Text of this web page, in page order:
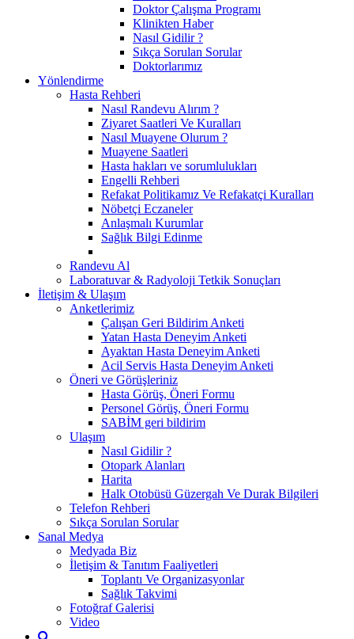
Doktor Çalışma Programı
Klinikten Haber
Nasıl Gidilir ?
Sıkça Sorulan Sorular
Doktorlarımız
Yönlendirme
Hasta Rehberi
Nasıl Randevu Alırım ?
Ziyaret Saatleri Ve Kuralları
Nasıl Muayene Olurum ?
Muayene Saatleri
Hasta hakları ve sorumlulukları
Engelli Rehberi
Refakat Politikamız Ve Refakatçi Kuralları
Nöbetçi Eczaneler
Anlaşmalı Kurumlar
Sağlık Bilgi Edinme
Randevu Al
Laboratuvar & Radyoloji Tetkik Sonuçları
İletişim & Ulaşım
Anketlerimiz
Çalışan Geri Bildirim Anketi
Yatan Hasta Deneyim Anketi
Ayaktan Hasta Deneyim Anketi
Acil Servis Hasta Deneyim Anketi
Öneri ve Görüşleriniz
Hasta Görüş, Öneri Formu
Personel Görüş, Öneri Formu
SABİM geri bildirim
Ulaşım
Nasıl Gidilir ?
Otopark Alanları
Harita
Halk Otobüsü Güzergah Ve Durak Bilgileri
Telefon Rehberi
Sıkça Sorulan Sorular
Sanal Medya
Medyada Biz
İletişim & Tanıtım Faaliyetleri
Toplantı Ve Organizasyonlar
Sağlık Takvimi
Fotoğraf Galerisi
Video